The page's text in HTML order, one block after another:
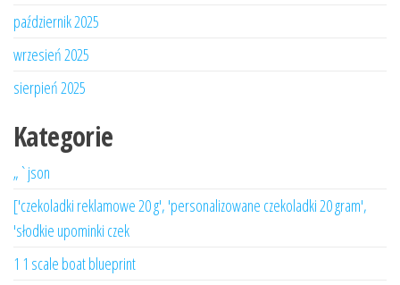
październik 2025
wrzesień 2025
sierpień 2025
Kategorie
„`json
['czekoladki reklamowe 20 g', 'personalizowane czekoladki 20 gram',
'słodkie upominki czek
1 1 scale boat blueprint